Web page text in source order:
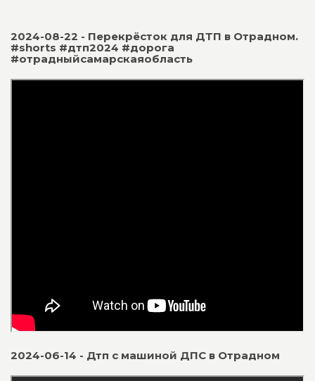
2024-08-22 - Перекрёсток для ДТП в Отрадном.
#shorts #дтп2024 #дорога
#отрадныйсамарскаяобласть
2024-06-14 - Дтп с машиной ДПС в Отрадном